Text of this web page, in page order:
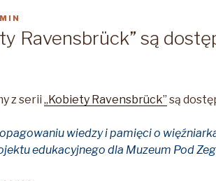
Ravensbrück” są
z serii „Kobiety Ravensbrück” są
wiedzy i pamięci o
edukacyjnego dla Muzeum Pod